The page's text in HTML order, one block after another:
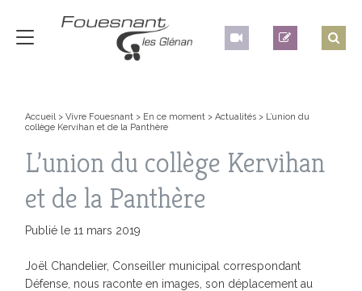
Accueil>Vivre Fouesnant > En ce moment >Actualités > L’union du
collège Kervihan et de la Panthère
L’union du collège Kervihan
et de la Panthère
Publié le 11 mars 2019
Joël Chandelier, Conseiller municipal correspondant
Défense, nous raconte en images, son déplacement au